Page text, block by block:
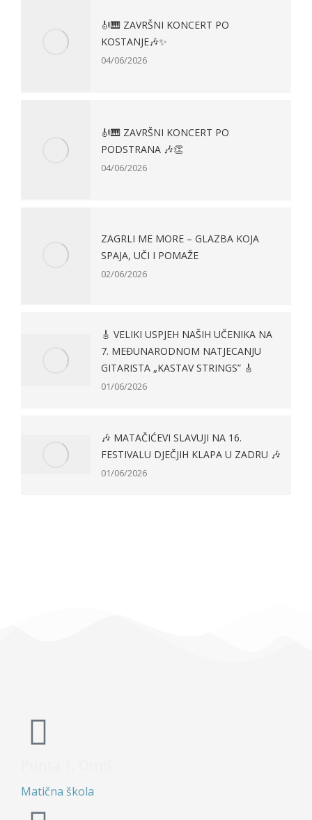
🎻🎹 ZAVRŠNI KONCERT PO
KOSTANJE🎶✨
04/06/2026
🎻🎹 ZAVRŠNI KONCERT PO
PODSTRANA 🎶👏
04/06/2026
ZAGRLI ME MORE – GLAZBA KOJA
SPAJA, UČI I POMAŽE
02/06/2026
🎸 VELIKI USPJEH NAŠIH UČENIKA NA
7. MEĐUNARODNOM NATJECANJU
GITARISTA „KASTAV STRINGS” 🎸
01/06/2026
🎶 MATAČIĆEVI SLAVUJI NA 16.
FESTIVALU DJEČJIH KLAPA U ZADRU 🎶
01/06/2026
Matična škola